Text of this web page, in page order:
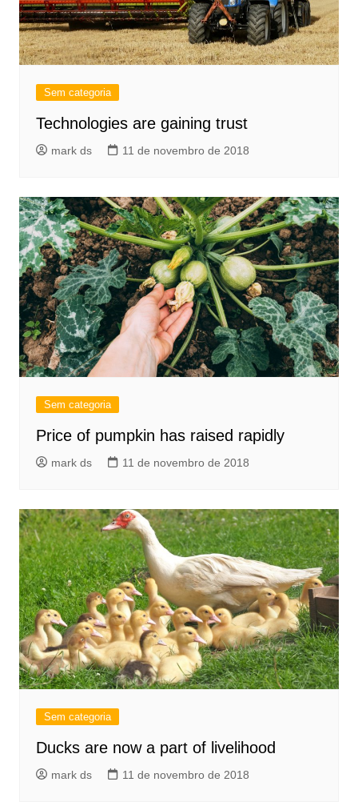
Sem categoria
Technologies are gaining trust
mark ds 11 de novembro de 2018
Sem categoria
Price of pumpkin has raised rapidly
mark ds 11 de novembro de 2018
Sem categoria
Ducks are now a part of livelihood
mark ds 11 de novembro de 2018